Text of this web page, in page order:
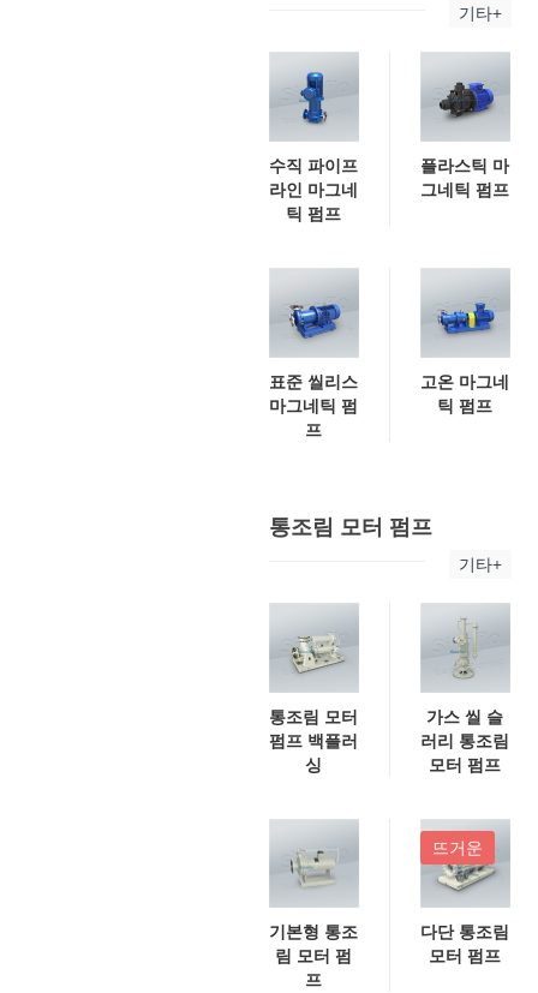
기타+
수직 파이프
라인 마그네
틱 펌프
플라스틱 마
그네틱 펌프
표준 씰리스
마그네틱 펌
프
고온 마그네
틱 펌프
통조림 모터 펌프
기타+
통조림 모터
펌프 백플러
싱
가스 씰 슬
러리 통조림
모터 펌프
기본형 통조
림 모터 펌
프
뜨거운
다단 통조림
모터 펌프